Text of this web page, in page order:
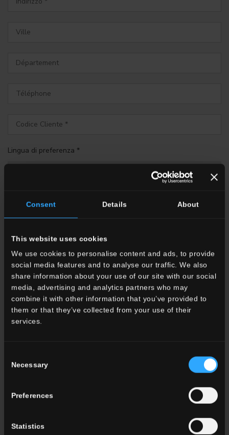
Consent Details About
This website uses cookies
We use cookies to personalise content and ads, to provide
social media features and to analyse our traffic. We also
share information about your use of our site with our social
media, advertising and analytics partners who may
combine it with other information that you’ve provided to
them or that they’ve collected from your use of their
services.
Selection
Necessary
Preferences
Statistics
Lingua di preferenza *
INFORMATIVA PRIVACY.Ho letto ed accetto l’informativa privacy
ai sensi del GDPR 679/2016 e del D. Lgs. 196/2003 e successive
modifiche.
Vuoi conoscere le offerte speciali di Ceramica del Conca?
Vuoi vedere in anteprima le novità della prossima
Vuoi usufruire degli sconti non appena disponibili?
Utilizzeremo i tuoi dati esclusivamente per queste finalità e nel
rispetto del GDPR 679/2016 e del D. Lgs. 196/2003 e successive